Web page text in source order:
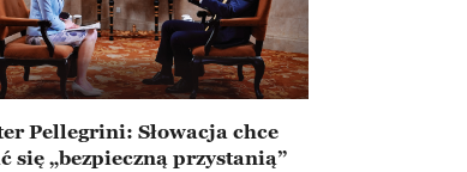
Pellegrini: Słowacja chce
się „bezpieczną przystanią”